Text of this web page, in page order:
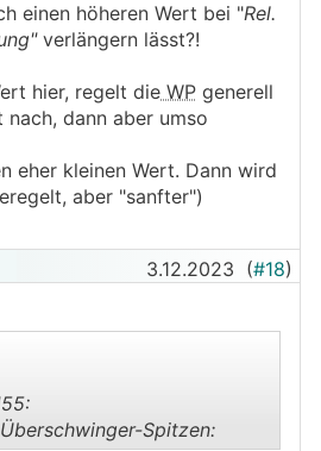
einen höheren Wert bei "Rel.
verlängern lässt?!
hier, regelt die WP generell
dann aber umso
eher kleinen Wert. Dann wird
aber "sanfter")
3.12.2023 (#18)
Spitzen: